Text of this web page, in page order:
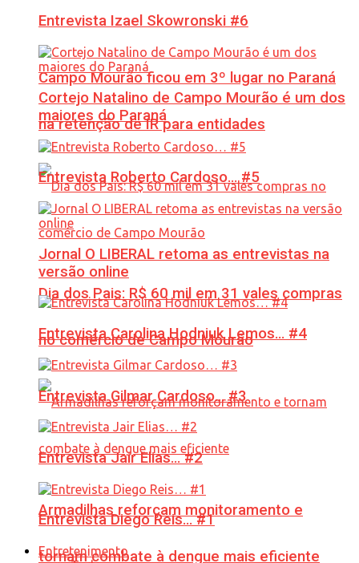
Campo Mourão ficou em 3º lugar no Paraná
na retenção de IR para entidades
Dia dos Pais: R$ 60 mil em 31 vales compras
no comércio de Campo Mourão
Armadilhas reforçam monitoramento e
tornam combate à dengue mais eficiente
Entrevista Izael Skowronski #6
Cortejo Natalino de Campo Mourão é um dos
maiores do Paraná
Entrevista Roberto Cardoso… #5
Jornal O LIBERAL retoma as entrevistas na
versão online
Entrevista Carolina Hodniuk Lemos… #4
Entrevista Gilmar Cardoso… #3
Entrevista Jair Elias… #2
Entrevista Diego Reis… #1
Entretenimento